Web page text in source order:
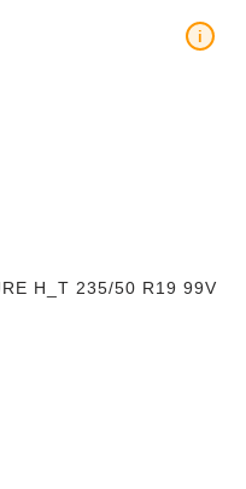
H_T 235/50 R19 99V
i